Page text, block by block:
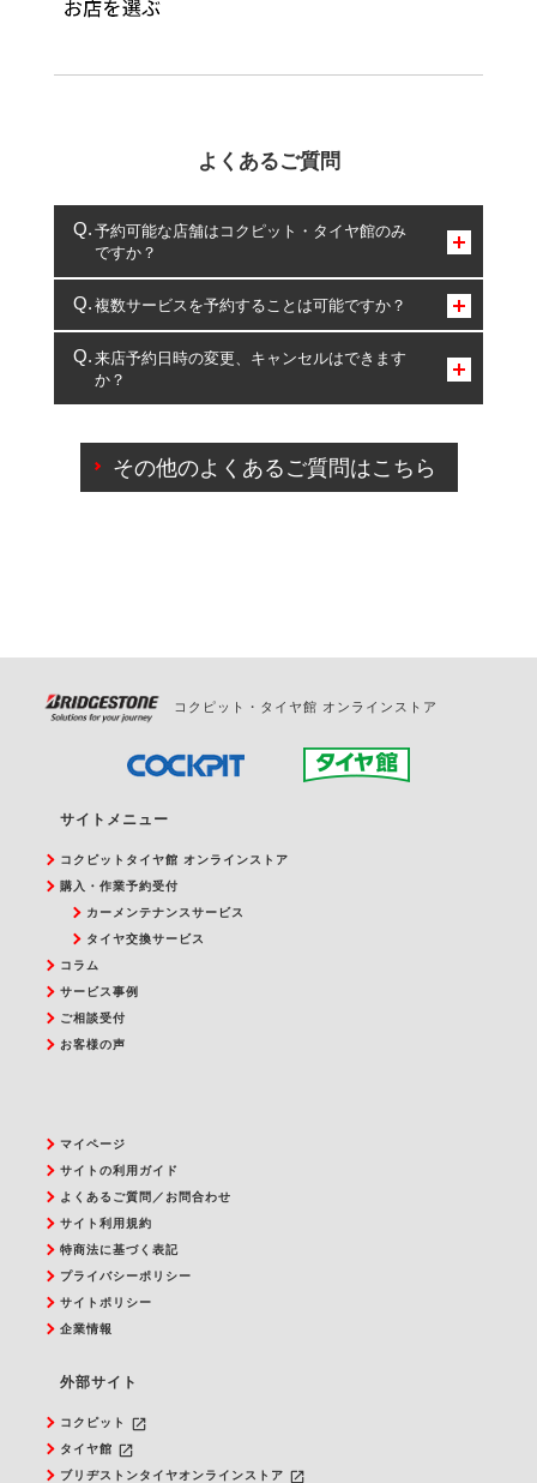
よくあるご質問
予約可能な店舗はコクピット・タイヤ館のみ
ですか？
コクピット・タイヤ館のみとなります。
複数サービスを予約することは可能ですか？
複数サービスのご予約は可能です。
一部の商品・サービスの組み合わせに限り、同時にご予約が
出来ないものもございます。
来店予約日時の変更、キャンセルはできます
か？
ご来店予約日の3営業日前を過ぎている場合のご予約
の日時変更につきましては、直接ご予約の店舗まで
その他のよくあるご質問はこちら
コクピット・タイヤ館 オンラインストア
サイトメニュー
コクピットタイヤ館 オンラインストア
購入・作業予約受付
カーメンテナンスサービス
タイヤ交換サービス
コラム
サービス事例
ご相談受付
お客様の声
マイページ
サイトの利用ガイド
よくあるご質問／お問合わせ
サイト利用規約
特商法に基づく表記
プライバシーポリシー
サイトポリシー
企業情報
外部サイト
コクピット launch
タイヤ館 launch
ブリヂストンタイヤオンラインストア launch